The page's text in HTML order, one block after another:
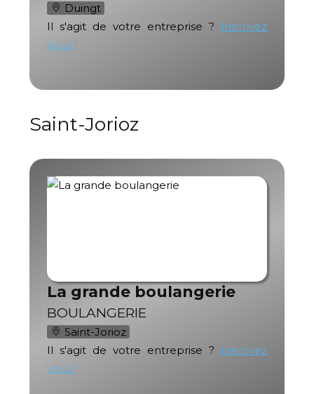
Duingt
Il s'agit de votre entreprise ?
Inscrivez
vous !
Saint-Jorioz
La grande boulangerie
BOULANGERIE
Saint-Jorioz
Il s'agit de votre entreprise ?
Inscrivez
vous !